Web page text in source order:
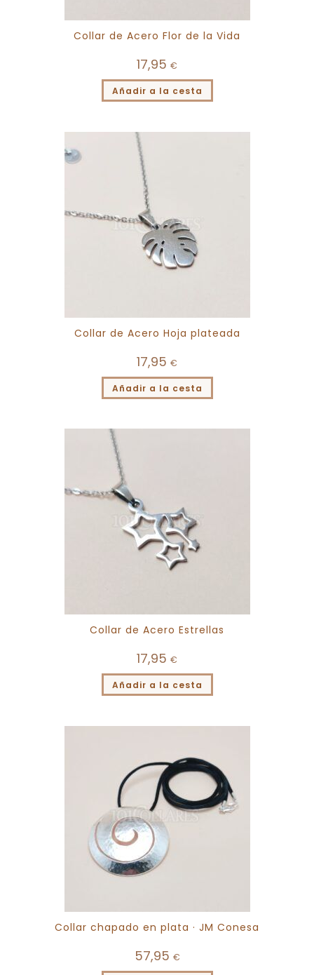
Collar de Acero Flor de la Vida
17,95 €
Añadir a la cesta
Collar de Acero Hoja plateada
17,95 €
Añadir a la cesta
Collar de Acero Estrellas
17,95 €
Añadir a la cesta
Collar chapado en plata · JM Conesa
57,95 €